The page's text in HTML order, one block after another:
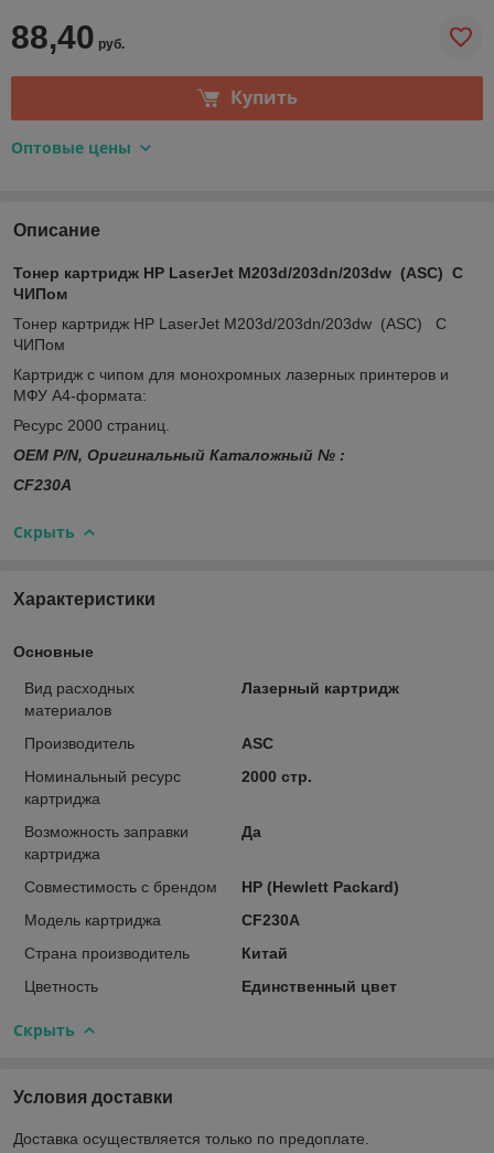
88,40 руб.
Купить
Оптовые цены
Описание
Тонер картридж HP LaserJet M203d/203dn/203dw (ASC) С
ЧИПом
Тонер картридж HP LaserJet M203d/203dn/203dw (ASC) С
ЧИПом
Картридж с чипом для монохромных лазерных принтеров и
МФУ А4-формата:
Ресурс 2000 страниц.
OEM P/N, Оригинальный Каталожный № :
CF230A
Скрыть
Характеристики
Основные
Вид расходных
материалов
Лазерный картридж
Производитель
ASC
Номинальный ресурс
картриджа
2000 стр.
Возможность заправки
картриджа
Да
Совместимость с брендом
HP (Hewlett Packard)
Модель картриджа
CF230A
Страна производитель
Китай
Цветность
Единственный цвет
Скрыть
Условия доставки
Доставка осуществляется только по предоплате.